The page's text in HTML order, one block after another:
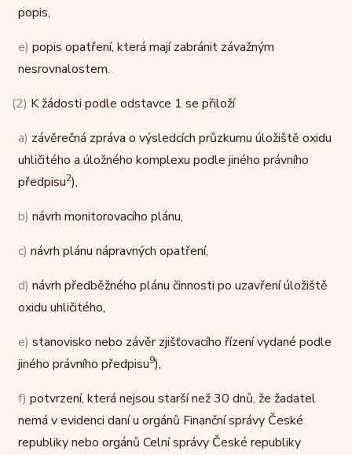
popis,
e) popis opatření, která mají zabránit závažným
nesrovnalostem.
(2) K žádosti podle odstavce 1 se přiloží
a) závěrečná zpráva o výsledcích průzkumu úložiště oxidu
uhličitého a úložného komplexu podle jiného právního
předpisu2),
b) návrh monitorovacího plánu,
c) návrh plánu nápravných opatření,
d) návrh předběžného plánu činnosti po uzavření úložiště
oxidu uhličitého,
e) stanovisko nebo závěr zjišťovacího řízení vydané podle
jiného právního předpisu9),
f) potvrzení, která nejsou starší než 30 dnů, že žadatel
nemá v evidenci daní u orgánů Finanční správy České
republiky nebo orgánů Celní správy České republiky